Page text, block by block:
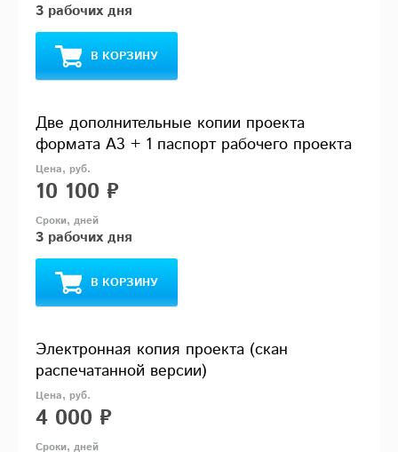
3 рабочих дня
В КОРЗИНУ
Две дополнительные копии проекта
формата А3 + 1 паспорт рабочего проекта
10 100 ₽
3 рабочих дня
В КОРЗИНУ
Электронная копия проекта (скан
распечатанной версии)
4 000 ₽